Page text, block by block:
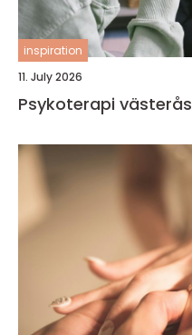
inspiration
11. July 2026
Psykoterapi västerås